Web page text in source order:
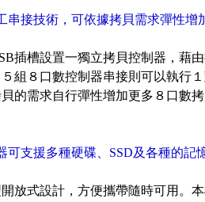
串接技術，可依據拷貝需求彈性增
插槽設置一獨立拷貝控制器，藉
組８口數控制器串接則可以執行
的需求自行彈性增加更多８口數
可支援多種硬碟、SSD及各種的記
放式設計，方便攜帶隨時可用。